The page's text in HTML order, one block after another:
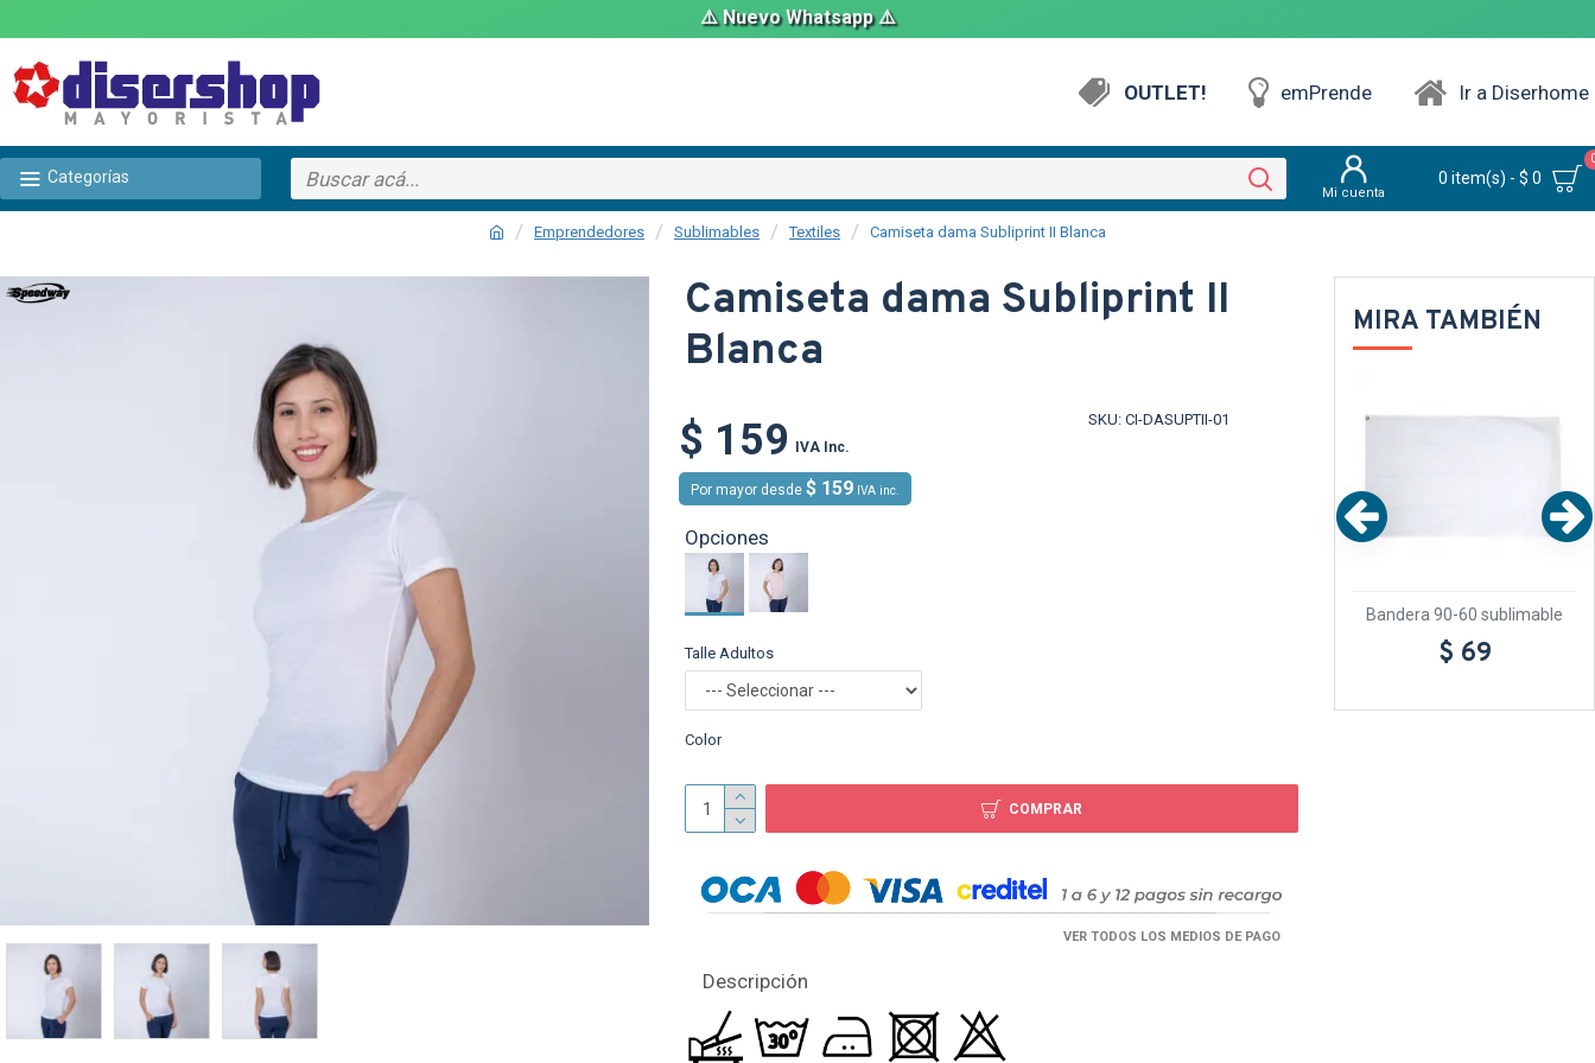
⚠️ Nuevo Whatsapp ⚠️
OUTLET! emPrende Ir a Diserhome
Categorías
Mi cuenta
0 item(s) - $ 0
Emprendedores Sublimables Textiles Camiseta dama Subliprint II Blanca
TEXTTRANSPARENTE
Camiseta dama Subliprint II
Blanca
$ 159 IVA Inc.
SKU: CI-DASUPTII-01
Por mayor desde $ 159 IVA inc.
Opciones
Talle Adultos
Color
COMPRAR
Descripción
VER TODOS LOS MEDIOS DE PAGO
MIRA TAMBIÉN
Body Sublimable Blanco
$ 119